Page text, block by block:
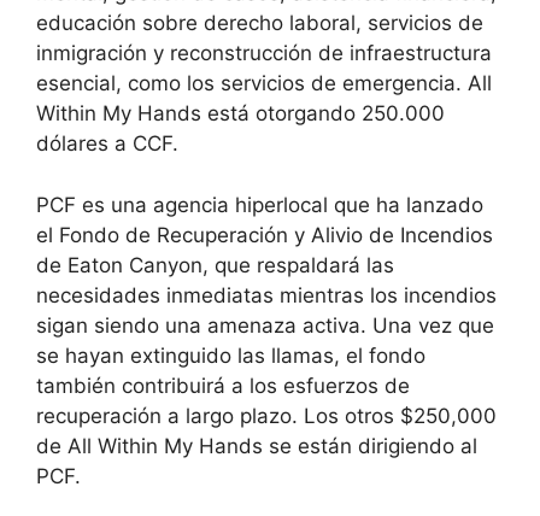
educación sobre derecho laboral, servicios de
inmigración y reconstrucción de infraestructura
esencial, como los servicios de emergencia. All
Within My Hands está otorgando 250.000
dólares a CCF.
PCF es una agencia hiperlocal que ha lanzado
el Fondo de Recuperación y Alivio de Incendios
de Eaton Canyon, que respaldará las
necesidades inmediatas mientras los incendios
sigan siendo una amenaza activa. Una vez que
se hayan extinguido las llamas, el fondo
también contribuirá a los esfuerzos de
recuperación a largo plazo. Los otros $250,000
de All Within My Hands se están dirigiendo al
PCF.